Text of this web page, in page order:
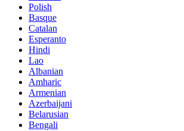
Polish
Basque
Catalan
Esperanto
Hindi
Lao
Albanian
Amharic
Armenian
Azerbaijani
Belarusian
Bengali